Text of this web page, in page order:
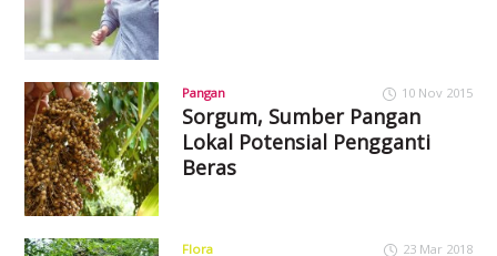
Pangan 10 Nov 2015
Sorgum, Sumber Pangan
Lokal Potensial Pengganti
Beras
Flora 23 Mar 2018